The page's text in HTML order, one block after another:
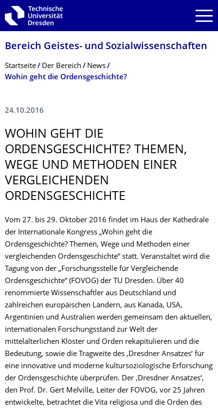
Zur Hauptnavigation springen
Zur Suche springen
Zum Inhalt springen
Bereich Geistes- und Sozialwissenschaf­ten
Breadcrumb-Menü
Startseite Der Bereich
News
Wohin geht die Ordensgeschichte?
24.10.2016
WOHIN GEHT DIE
ORDENSGESCHICH­TE? THEMEN,
WEGE UND METHODEN EINER
VERGLEICHENDEN
ORDENSGESCHICH­TE
Vom 27. bis 29. Oktober 2016 findet im Haus der Kathedrale
der Internationale Kongress „Wohin geht die
Ordensgeschichte? Themen, Wege und Methoden einer
vergleichenden Ordensgeschichte“ statt. Veranstaltet wird die
Tagung von der „Forschungsstelle für Vergleichende
Ordensgeschichte“ (FOVOG) der TU Dresden. Über 40
renommierte Wissenschaftler aus Deutschland und
zahlreichen europäischen Ländern, aus Kanada, USA,
Argentinien und Australien werden gemeinsam den aktuellen,
internationalen Forschungsstand zur Welt der
mittelalterlichen Klöster und Orden rekapitulieren und die
Bedeutung, sowie die Tragweite des ‚Dresdner Ansatzes‘ für
eine innovative und moderne kultursoziologische Erforschung
der Ordensgeschichte überprüfen. Der ‚Dresdner Ansatzes‘,
den Prof. Dr. Gert Melville, Leiter der FOVOG, vor 25 Jahren
entwickelte, betrachtet die Vita religiosa und die Orden des